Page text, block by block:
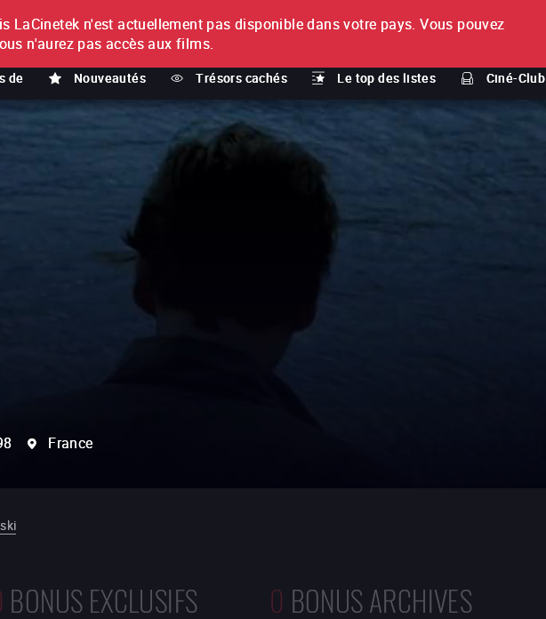
de Nouveautés Trésors cachés Le top des listes Ciné-Club
À propos
France
BONUS EXCLUSIFS 0 BONUS ARCHIVES
LaCinetek n'est actuellement pas disponible dans votre pays. Vous pouvez
n'aurez pas accès aux films.